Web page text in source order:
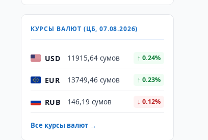
КУРСЫ ВАЛЮТ (ЦБ, 07.08.2026)
USD 11915,64 сумов ↑ 0.24%
EUR 13749,46 сумов ↑ 0.23%
RUB 146,19 сумов ↓ 0.12%
Все курсы валют →